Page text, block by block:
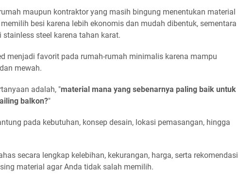
maupun kontraktor yang masih bingung menentukan material
besi karena lebih ekonomis dan mudah dibentuk, sementara
steel karena tahan karat.
menjadi favorit pada rumah-rumah minimalis karena mampu
mewah.
adalah, "material mana yang sebenarnya paling baik untuk
balkon?"
pada kebutuhan, konsep desain, lokasi pemasangan, hingga
secara lengkap kelebihan, kekurangan, harga, serta rekomendasi
material agar Anda tidak salah memilih.